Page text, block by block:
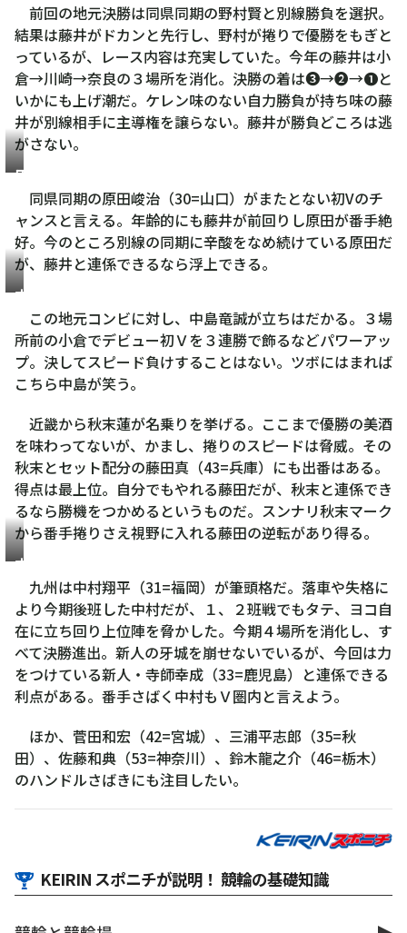
前回の地元決勝は同県同期の野村賢と別線勝負を選択。
結果は藤井がドカンと先行し、野村が捲りで優勝をもぎと
っているが、レース内容は充実していた。今年の藤井は小
倉→川崎→奈良の３場所を消化。決勝の着は❸→❷→❶と
いかにも上げ潮だ。ケレン味のない自力勝負が持ち味の藤
井が別線相手に主導権を譲らない。藤井が勝負どころは逃
がさない。
原
峻
治
同県同期の原田峻治（30=山口）がまたとない初Vのチ
ャンスと言える。年齢的にも藤井が前回りし原田が番手絶
好。今のところ別線の同期に辛酸をなめ続けている原田だ
が、藤井と連係できるなら浮上できる。
中
竜
誠
この地元コンビに対し、中島竜誠が立ちはだかる。３場
所前の小倉でデビュー初Ｖを３連勝で飾るなどパワーアッ
プ。決してスピード負けすることはない。ツボにはまれば
こちら中島が笑う。
近畿から秋末蓮が名乗りを挙げる。ここまで優勝の美酒
を味わってないが、かまし、捲りのスピードは脅威。その
秋末とセット配分の藤田真（43=兵庫）にも出番はある。
得点は最上位。自分でもやれる藤田だが、秋末と連係でき
るなら勝機をつかめるというものだ。スンナリ秋末マーク
から番手捲りさえ視野に入れる藤田の逆転があり得る。
中
翔
平
九州は中村翔平（31=福岡）が筆頭格だ。落車や失格に
より今期後班した中村だが、１、２班戦でもタテ、ヨコ自
在に立ち回り上位陣を脅かした。今期４場所を消化し、す
べて決勝進出。新人の牙城を崩せないでいるが、今回は力
をつけている新人・寺師幸成（33=鹿児島）と連係できる
利点がある。番手さばく中村もＶ圏内と言えよう。
ほか、菅田和宏（42=宮城）、三浦平志郎（35=秋
田）、佐藤和典（53=神奈川）、鈴木龍之介（46=栃木）
のハンドルさばきにも注目したい。
KEIRIN スポニチが説明！ 競輪の基礎知識